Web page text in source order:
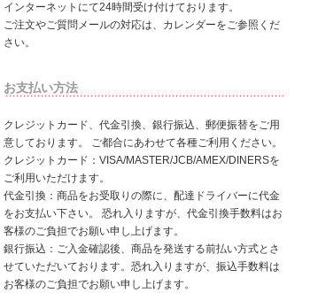
インターネットにて24時間受け付けております。
ご注文やご質問メールの対応は、カレンダーをご参照くだ
さい。
お支払い方法
クレジットカード、代金引換、銀行振込、郵便振替をご用
意しております。 ご都合にあわせて各種ご利用ください。
クレジットカード：VISA/MASTER/JCB/AMEX/DINERSを
ご利用いただけます。
代金引換：商品をお受取りの際に、配達ドライバーに代金
をお支払い下さい。 恐れ入りますが、代金引換手数料はお
客様のご負担でお願い申し上げます。
銀行振込：ご入金確認後、商品を発送する前払い方式とさ
せていただいております。恐れ入りますが、振込手数料は
お客様のご負担でお願い申し上げます。